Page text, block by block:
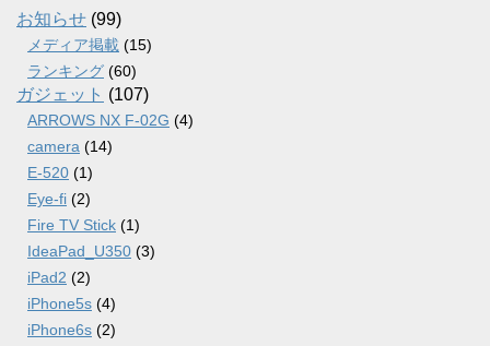
ブ
お知らせ (99)
メディア掲載 (15)
ランキング (60)
ガジェット (107)
ARROWS NX F-02G (4)
camera (14)
E-520 (1)
Eye-fi (2)
Fire TV Stick (1)
IdeaPad_U350 (3)
iPad2 (2)
iPhone5s (4)
iPhone6s (2)